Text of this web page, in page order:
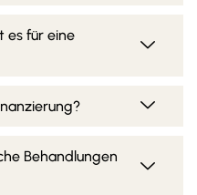
es für eine
Behandlungen